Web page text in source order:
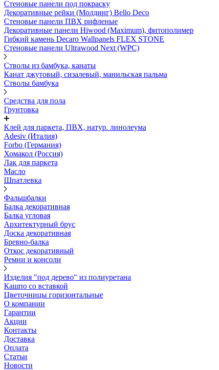
Стеновые панели под покраску
Декоративные рейки (Молдинг) Bello Deco
Стеновые панели ПВХ рифленыe
Декоративные панели Hiwood (Maximum), фитополимер
Гибкий камень Decaro Wallpanels FLEX STONE
Стеновые панели Ultrawood Next (WPC)
Стволы из бамбука, канаты
Канат джутовый, сизалевый, манильская пальма
Стволы бамбука
Средства для пола
Грунтовка
Клей для паркета, ПВХ, натур. линолеума
Adesiv (Италия)
Forbo (Германия)
Хомакол (Россия)
Лак для паркета
Масло
Шпатлевка
Фальшбалки
Балка декоративная
Балка угловая
Архитектурный брус
Доска декоративная
Бревно-балка
Откос декоративный
Ремни и консоли
Изделия "под дерево" из полиуретана
Кашпо со вставкой
Цветочницы горизонтальные
О компании
Гарантии
Акции
Контакты
Доставка
Оплата
Статьи
Новости